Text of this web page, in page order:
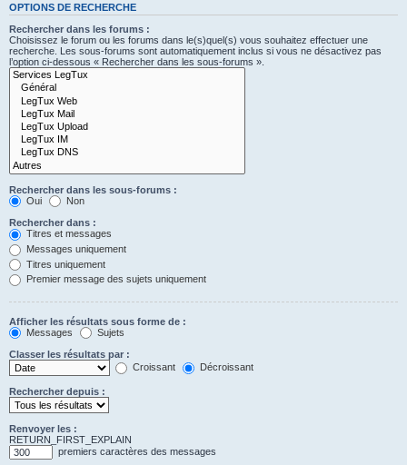
OPTIONS DE RECHERCHE
Rechercher dans les forums :
Choisissez le forum ou les forums dans le(s)quel(s) vous souhaitez effectuer une
recherche. Les sous-forums sont automatiquement inclus si vous ne désactivez pas
l’option ci-dessous « Rechercher dans les sous-forums ».
Rechercher dans les sous-forums :
Oui
Non
Rechercher dans :
Titres et messages
Messages uniquement
Titres uniquement
Premier message des sujets uniquement
Afficher les résultats sous forme de :
Messages
Sujets
Classer les résultats par :
Croissant
Décroissant
Rechercher depuis :
Renvoyer les :
RETURN_FIRST_EXPLAIN
premiers caractères des messages